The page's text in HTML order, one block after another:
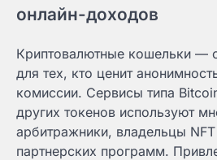
онлайн-доходов
Криптовалютные кошельки —
для тех, кто ценит
комиссии. Сервисы типа
других токенов используют
арбитражники, владельцы
партнерских программ.